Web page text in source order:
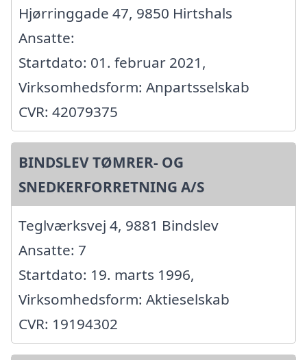
Hjørringgade 47, 9850 Hirtshals
Ansatte:
Startdato: 01. februar 2021,
Virksomhedsform: Anpartsselskab
CVR: 42079375
BINDSLEV TØMRER- OG
SNEDKERFORRETNING A/S
Teglværksvej 4, 9881 Bindslev
Ansatte: 7
Startdato: 19. marts 1996,
Virksomhedsform: Aktieselskab
CVR: 19194302